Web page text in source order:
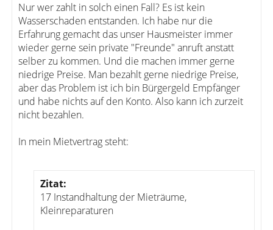
Nur wer zahlt in solch einen Fall? Es ist kein
Wasserschaden entstanden. Ich habe nur die
Erfahrung gemacht das unser Hausmeister immer
wieder gerne sein private "Freunde" anruft anstatt
selber zu kommen. Und die machen immer gerne
niedrige Preise. Man bezahlt gerne niedrige Preise,
aber das Problem ist ich bin Bürgergeld Empfänger
und habe nichts auf den Konto. Also kann ich zurzeit
nicht bezahlen.
In mein Mietvertrag steht:
Zitat:
17 Instandhaltung der Mieträume,
Kleinreparaturen